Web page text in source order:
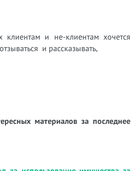
клиентам и не-клиентам хочется
и рассказывать,
материалов за последнее